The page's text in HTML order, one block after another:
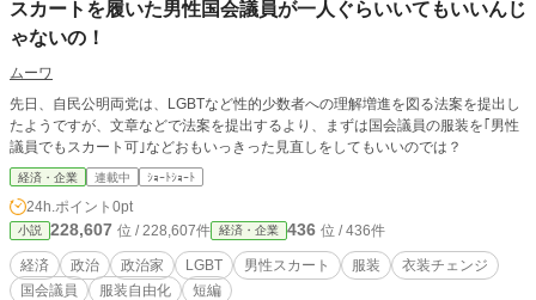
スカートを履いた男性国会議員が一人ぐらいいてもいいんじ
ゃないの！
ムーワ
先日、自民公明両党は、LGBTなど性的少数者への理解増進を図る法案を提出し
たようですが、文章などで法案を提出するより、まずは国会議員の服装を｢男性
議員でもスカート可｣などおもいっきった見直しをしてもいいのでは？
経済・企業 連載中 ｼｮｰﾄｼｮｰﾄ
24h.ポイント 0pt
小説 228,607 位 / 228,607件 経済・企業 436 位 / 436件
経済 政治 政治家 LGBT 男性スカート 服装
衣装チェンジ
国会議員
服装自由化 短編